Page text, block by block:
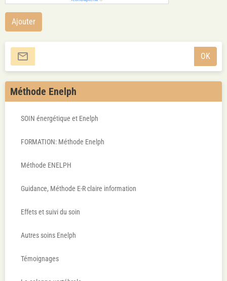
Ajouter
OK
Méthode Enelph
SOIN énergétique et Enelph
FORMATION: Méthode Enelph
Méthode ENELPH
Guidance, Méthode E-R claire information
Effets et suivi du soin
Autres soins Enelph
Témoignages